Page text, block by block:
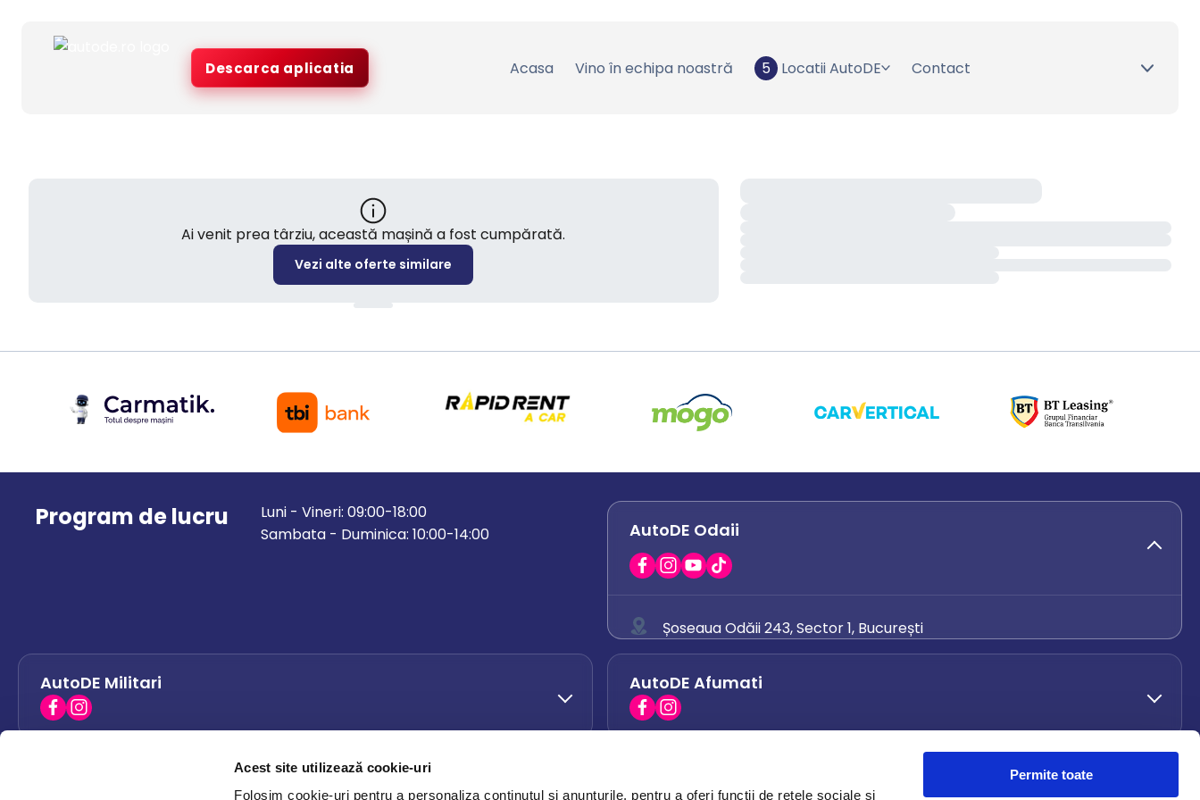
Acest site utilizează cookie-uri
Folosim cookie-uri pentru a personaliza conținutul și anunțurile, pentru a oferi funcții de rețele sociale și
Permite toate
Descarca aplicatia Acasa Vino în echipa noastră 5 Locatii AutoDE Contact
Ai venit prea târziu, această mașină a fost cumpărată.
Vezi alte oferte similare
Program de lucru
Luni - Vineri: 09:00-18:00
Sambata - Duminica: 10:00-14:00
AutoDE Odaii
Șoseaua Odăii 243, Sector 1, București
0742 444 194
office.odaii@autode.ro
AutoDE Militari AutoDE Afumati